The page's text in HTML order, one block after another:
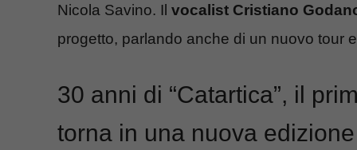
Nicola Savino. Il vocalist Cristiano
progetto, parlando anche di un nuovo tour
30 anni di “Catartica”, il
torna in una nuova edizione